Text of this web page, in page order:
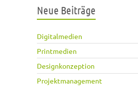
Neue Beiträge
Digitalmedien
Printmedien
Designkonzeption
Projektmanagement